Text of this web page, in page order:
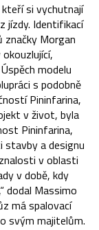
kteří si vychutnají
jízdy. Identifikací
značky Morgan
modelu
s podobně
Pininfarina,
v život, byla
Pininfarina,
stavby a designu
v oblasti
v době, kdy
dodal Massimo
má spalovací
svým majitelům.